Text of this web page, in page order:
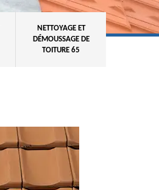
NETTOYAGE ET
DÉMOUSSAGE DE
TOITURE 65